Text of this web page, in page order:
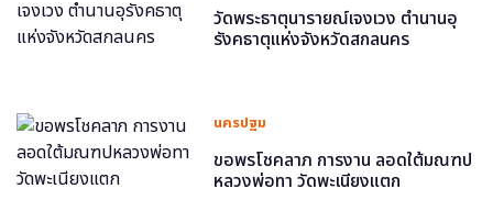
วัดพระธาตุนารายณ์เจงเวง ตำนานอุ
รังคธาตุแห่งจังหวัดสกลนคร
นครปฐม
ขอพรโชคลาภ การงาน ลอดใต้มณฑป
หลวงพ่อทา วัดพะเนียงแตก